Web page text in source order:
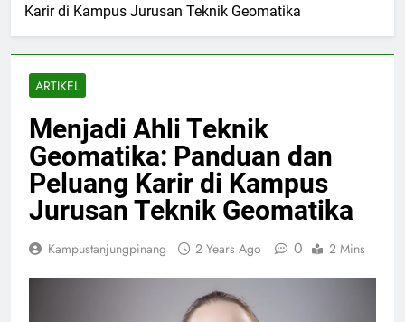
Karir di Kampus Jurusan Teknik Geomatika
ARTIKEL
Menjadi Ahli Teknik
Geomatika: Panduan dan
Peluang Karir di Kampus
Jurusan Teknik Geomatika
Kampustanjungpinang 2 Years Ago 0 2 Mins